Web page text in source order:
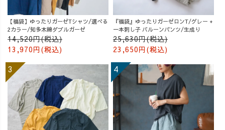
【福袋】ゆったりガーゼTシャツ/選べる
2カラー/知多木綿ダブルガーゼ
14,520円(税込)
13,970円(税込)
『福袋』ゆったりガーゼロンT/グレー +
一本刺し子 バルーンパンツ/生成り
25,630円(税込)
23,650円(税込)